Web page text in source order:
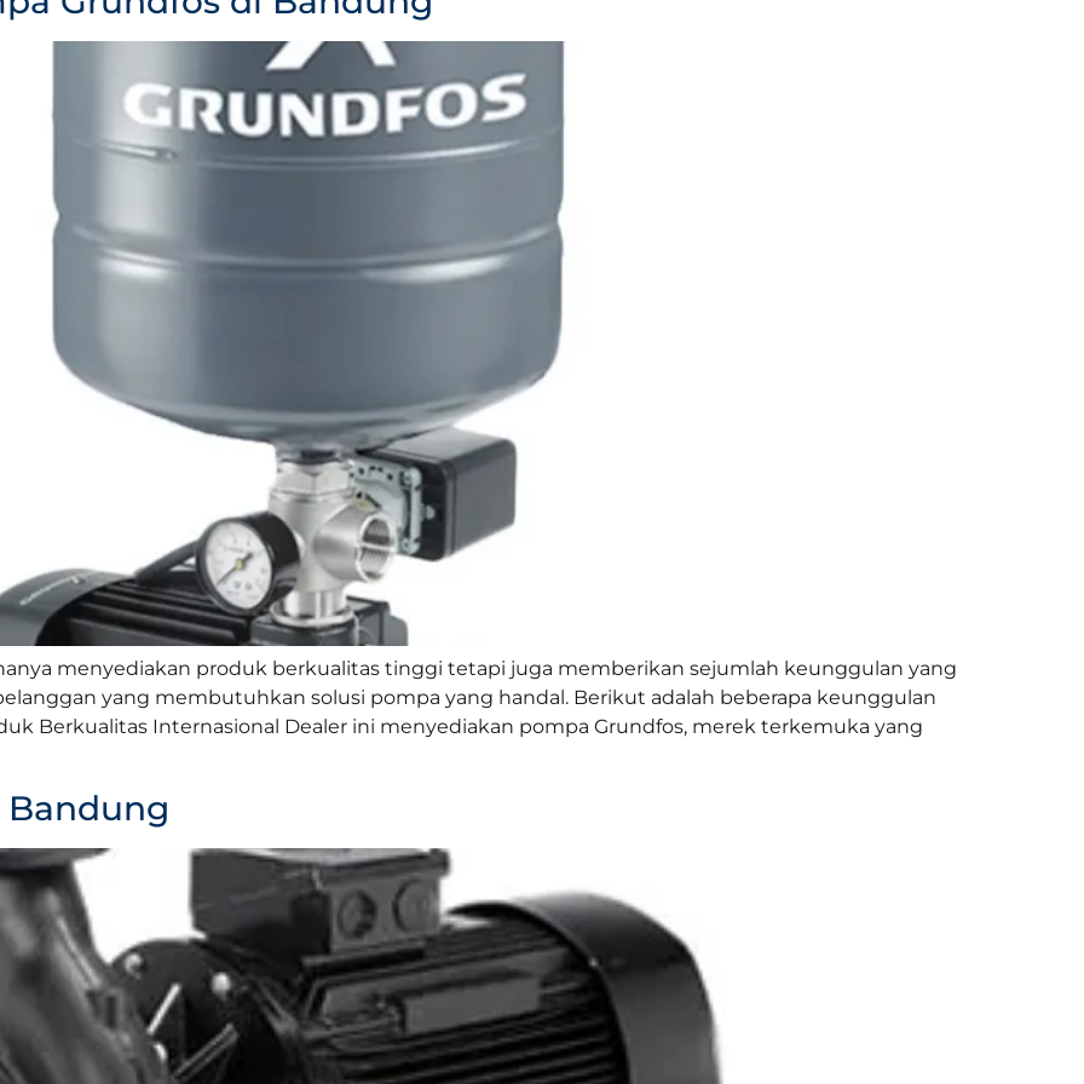
menyediakan produk berkualitas tinggi tetapi juga memberikan sejumlah keunggulan yang
yang membutuhkan solusi pompa yang handal. Berikut adalah beberapa keunggulan
Berkualitas Internasional Dealer ini menyediakan pompa Grundfos, merek terkemuka yang
Bandung